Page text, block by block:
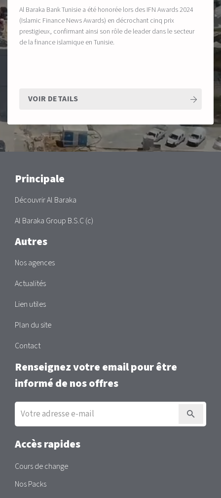
Al Baraka Bank Tunisie a été honorée lors des IFN Awards 2024
(Islamic Finance News Awards) en décrochant cinq prix
prestigieux, confirmant ainsi son rôle de leader dans le secteur
de la finance islamique en Tunisie.
VOIR DETAILS
Main
Principale
Découvrir Al Baraka
Al Baraka Group B.S.C (c)
Autres
Nos agences
Actualités
Lien utiles
Plan du site
Contact
Renseignez votre email pour être
informé de nos offres
Inscription
la
newsletter
Accès rapides
Cours de change
Nos Packs